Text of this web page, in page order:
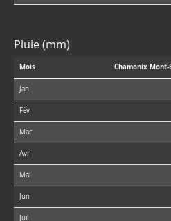
Pluie (mm)
Mois Chamonix Mont-
Jan
Fév
Mar
Avr
Mai
Jun
Juil